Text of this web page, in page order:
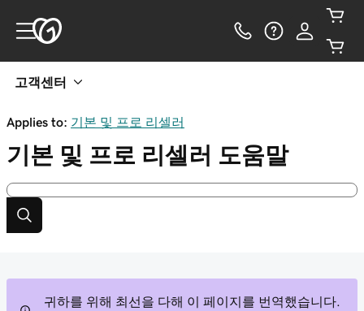
고객센터
Applies to: 기본 및 프로 리셀러
기본 및 프로 리셀러 도움말
귀하를 위해 최선을 다해 이 페이지를 번역했습니다.